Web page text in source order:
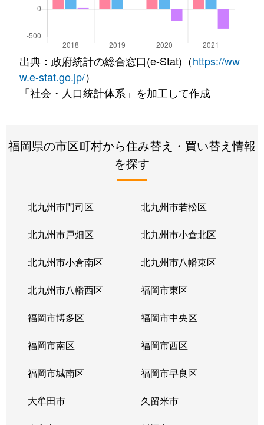
出典：政府統計の総合窓口(e-Stat)（https://ww
w.e-stat.go.jp/）
「社会・人口統計体系」を加工して作成
福岡県の市区町村から住み替え・買い替え情報
を探す
北九州市門司区 北九州市若松区
北九州市戸畑区 北九州市小倉北区
北九州市小倉南区 北九州市八幡東区
北九州市八幡西区 福岡市東区
福岡市博多区 福岡市中央区
福岡市南区 福岡市西区
福岡市城南区 福岡市早良区
大牟田市 久留米市